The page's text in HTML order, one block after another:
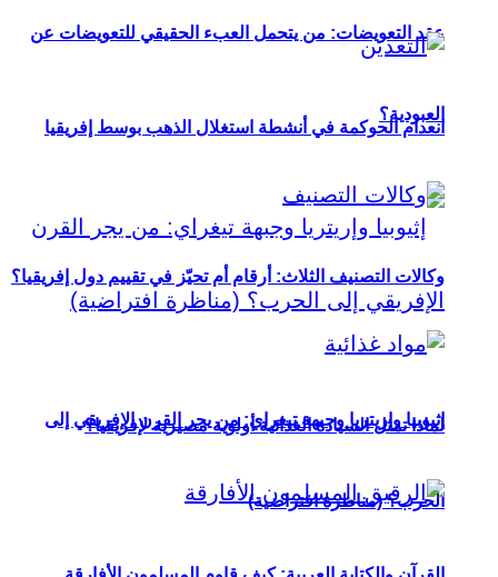
عقد التعويضات: من يتحمل العبء الحقيقي للتعويضات عن
العبودية؟
إثيوبيا وإريتريا وجبهة تيغراي: من يجر القرن الإفريقي إلى
الحرب؟ (مناظرة افتراضية)
انعدام الحوكمة في أنشطة استغلال الذهب بوسط إفريقيا
وكالات التصنيف الثلاث: أرقام أم تحيّز في تقييم دول إفريقيا؟
لماذا تمثل السيادة الغذائية أولوية مصيرية لإفريقيا؟